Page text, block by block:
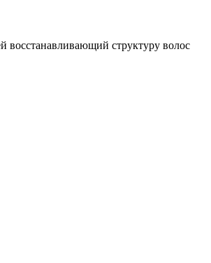
восстанавливающий структуру волос